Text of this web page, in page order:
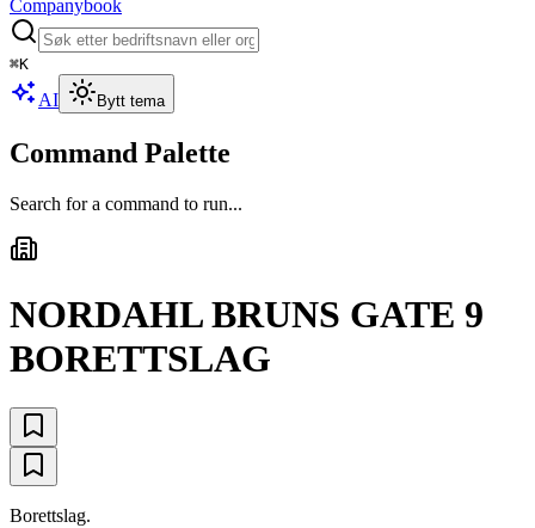
Companybook
⌘K
AI Bytt tema
Command Palette
Search for a command to run...
NORDAHL BRUNS GATE 9
BORETTSLAG
Borettslag.